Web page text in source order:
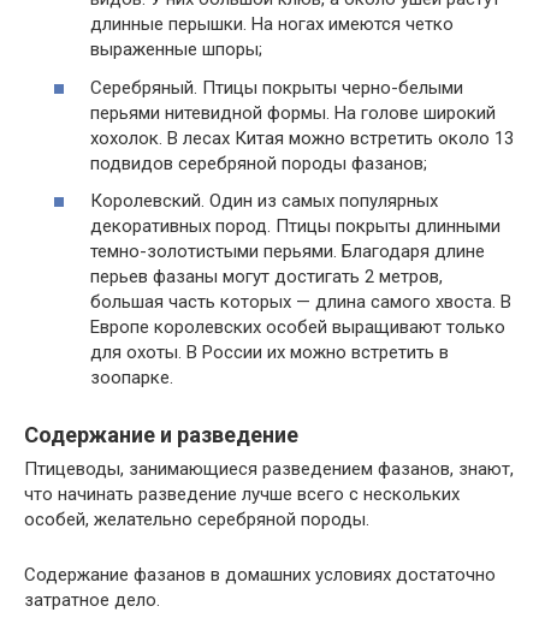
длинные перышки. На ногах имеются четко
выраженные шпоры;
Серебряный. Птицы покрыты черно-белыми
перьями нитевидной формы. На голове широкий
хохолок. В лесах Китая можно встретить около 13
подвидов серебряной породы фазанов;
Королевский. Один из самых популярных
декоративных пород. Птицы покрыты длинными
темно-золотистыми перьями. Благодаря длине
перьев фазаны могут достигать 2 метров,
большая часть которых — длина самого хвоста. В
Европе королевских особей выращивают только
для охоты. В России их можно встретить в
зоопарке.
Содержание и разведение
Птицеводы, занимающиеся разведением фазанов, знают,
что начинать разведение лучше всего с нескольких
особей, желательно серебряной породы.
Содержание фазанов в домашних условиях достаточно
затратное дело.